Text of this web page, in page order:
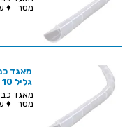
מטר ♦
גליל 10 מטר
מטר ♦